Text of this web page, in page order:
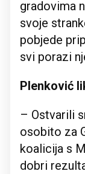
gradovima
svoje
pobjede
svi porazi
Plenković
– Ostvarili
osobito za
koalicija s
dobri